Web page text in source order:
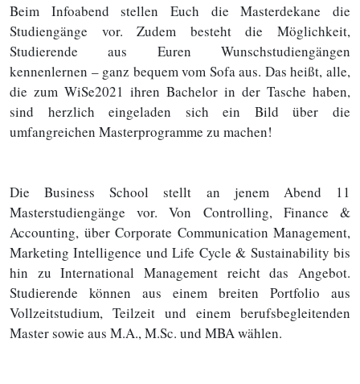
Beim Infoabend stellen Euch die Masterdekane die
Studiengänge vor. Zudem besteht die Möglichkeit,
Studierende aus Euren Wunschstudiengängen
kennenlernen – ganz bequem vom Sofa aus. Das heißt, alle,
die zum WiSe2021 ihren Bachelor in der Tasche haben,
sind herzlich eingeladen sich ein Bild über die
umfangreichen Masterprogramme zu machen!
Die Business School stellt an jenem Abend 11
Masterstudiengänge vor. Von Controlling, Finance &
Accounting, über Corporate Communication Management,
Marketing Intelligence und Life Cycle & Sustainability bis
hin zu International Management reicht das Angebot.
Studierende können aus einem breiten Portfolio aus
Vollzeitstudium, Teilzeit und einem berufsbegleitenden
Master sowie aus M.A., M.Sc. und MBA wählen.